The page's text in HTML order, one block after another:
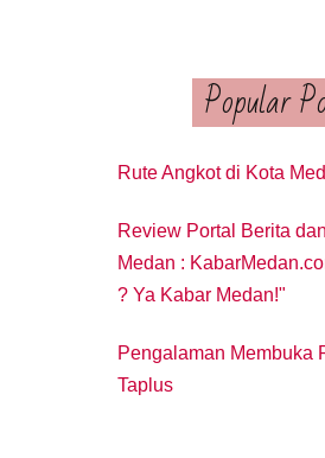
Popular
Rute Angkot di Kota
Review Portal Berita
Medan :
? Ya Kabar Medan!"
Pengalaman Membuka
Taplus